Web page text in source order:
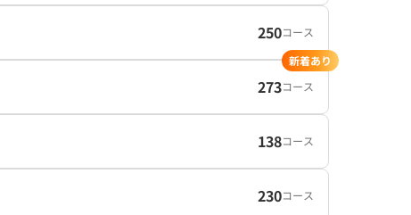
250コース
273コース
新着あり
138コース
230コース